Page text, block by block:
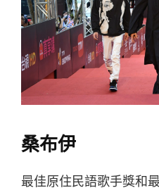
桑布伊
最佳原住民語歌手獎和